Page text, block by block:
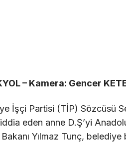
– Kamera: Gencer
İşçi Partisi (TİP) Sözcüsü
iddia eden anne D.Ş’yi
Yılmaz Tunç,